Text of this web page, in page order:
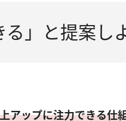
」と提案し
アップに注力できる仕